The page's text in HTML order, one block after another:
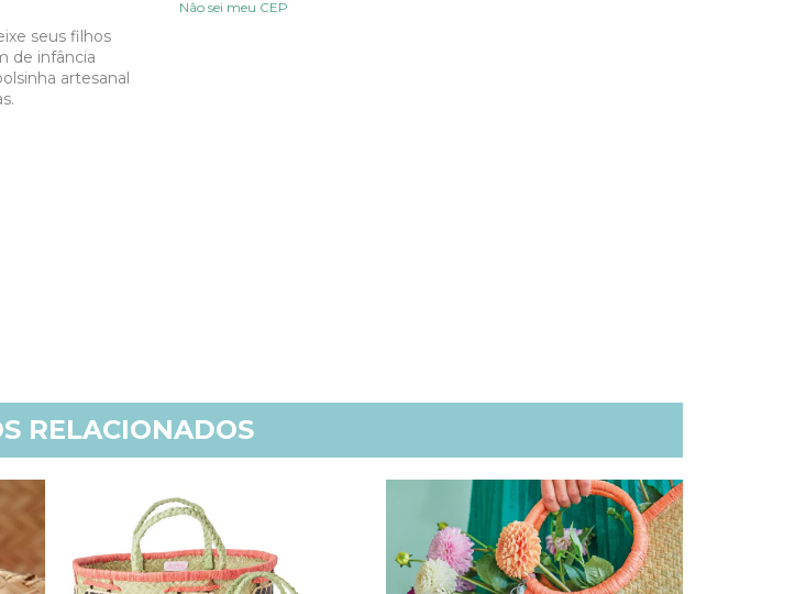
seus filhos
de infância
artesanal
Não sei meu CEP
RELACIONADOS